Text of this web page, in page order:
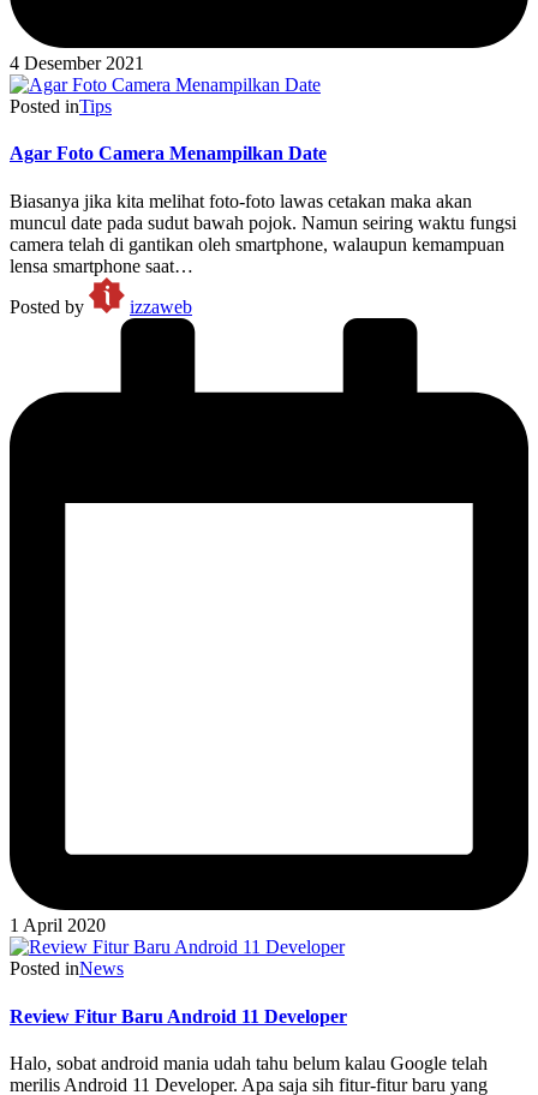
4 Desember 2021
Posted inTips
Agar Foto Camera Menampilkan Date
Biasanya jika kita melihat foto-foto lawas cetakan maka akan
muncul date pada sudut bawah pojok. Namun seiring waktu fungsi
camera telah di gantikan oleh smartphone, walaupun kemampuan
lensa smartphone saat…
Posted by
izzaweb
1 April 2020
Posted inNews
Review Fitur Baru Android 11 Developer
Halo, sobat android mania udah tahu belum kalau Google telah
merilis Android 11 Developer. Apa saja sih fitur-fitur baru yang